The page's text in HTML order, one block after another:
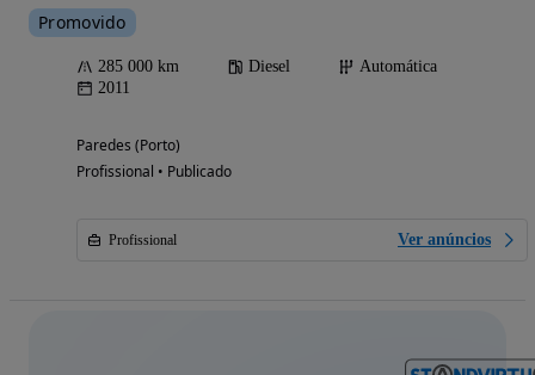
Promovido
285 000 km Diesel
Automática
2011
Paredes (Porto)
Profissional • Publicado
Profissional Ver anúncios